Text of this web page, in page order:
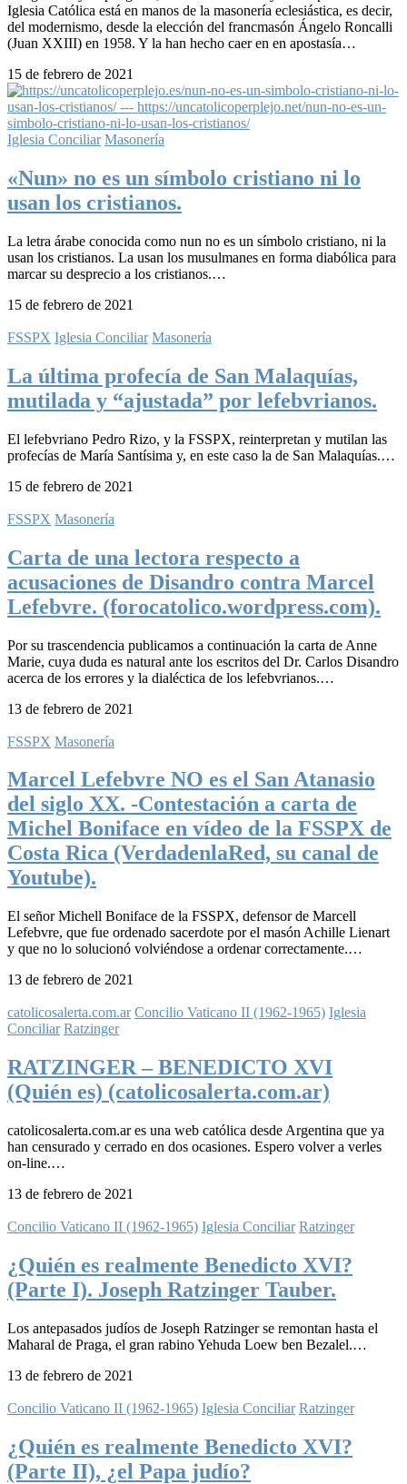
Iglesia Católica está en manos de la masonería eclesiástica, es decir,
del modernismo, desde la elección del francmasón Ángelo Roncalli
(Juan XXIII) en 1958. Y la han hecho caer en en apostasía…
15 de febrero de 2021
Iglesia Conciliar Masonería
«Nun» no es un símbolo cristiano ni lo
usan los cristianos.
La letra árabe conocida como nun no es un símbolo cristiano, ni la
usan los cristianos. La usan los musulmanes en forma diabólica para
marcar su desprecio a los cristianos.…
15 de febrero de 2021
FSSPX Iglesia Conciliar Masonería
La última profecía de San Malaquías,
mutilada y “ajustada” por lefebvrianos.
El lefebvriano Pedro Rizo, y la FSSPX, reinterpretan y mutilan las
profecías de María Santísima y, en este caso la de San Malaquías.…
15 de febrero de 2021
FSSPX Masonería
Carta de una lectora respecto a
acusaciones de Disandro contra Marcel
Lefebvre. (forocatolico.wordpress.com).
Por su trascendencia publicamos a continuación la carta de Anne
Marie, cuya duda es natural ante los escritos del Dr. Carlos Disandro
acerca de los errores y la dialéctica de los lefebvrianos.…
13 de febrero de 2021
FSSPX Masonería
Marcel Lefebvre NO es el San Atanasio
del siglo XX. -Contestación a carta de
Michel Boniface en vídeo de la FSSPX de
Costa Rica (VerdadenlaRed, su canal de
Youtube).
El señor Michell Boniface de la FSSPX, defensor de Marcell
Lefebvre, que fue ordenado sacerdote por el masón Achille Lienart
y que no lo solucionó volviéndose a ordenar correctamente.…
13 de febrero de 2021
catolicosalerta.com.ar Concilio Vaticano II (1962-1965) Iglesia
Conciliar Ratzinger
RATZINGER – BENEDICTO XVI
(Quién es) (catolicosalerta.com.ar)
catolicosalerta.com.ar es una web católica desde Argentina que ya
han censurado y cerrado en dos ocasiones. Espero volver a verles
on-line.…
13 de febrero de 2021
Concilio Vaticano II (1962-1965) Iglesia Conciliar Ratzinger
¿Quién es realmente Benedicto XVI?
(Parte I). Joseph Ratzinger Tauber.
Los antepasados judíos de Joseph Ratzinger se remontan hasta el
Maharal de Praga, el gran rabino Yehuda Loew ben Bezalel.…
13 de febrero de 2021
Concilio Vaticano II (1962-1965) Iglesia Conciliar Ratzinger
¿Quién es realmente Benedicto XVI?
(Parte II), ¿el Papa judío?